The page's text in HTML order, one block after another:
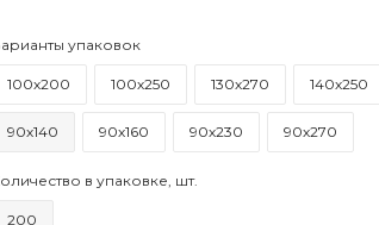
упаковок
100х200 100х250 130х270 140х250
90х140 90х160 90х230 90х270
в упаковке, шт.
200